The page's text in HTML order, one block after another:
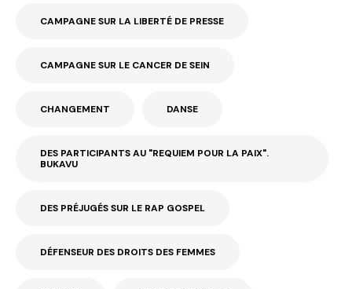
CAMPAGNE SUR LA LIBERTÉ DE PRESSE
CAMPAGNE SUR LE CANCER DE SEIN
CHANGEMENT DANSE
DES PARTICIPANTS AU "REQUIEM POUR LA PAIX".
BUKAVU
DES PRÉJUGÉS SUR LE RAP GOSPEL
DÉFENSEUR DES DROITS DES FEMMES